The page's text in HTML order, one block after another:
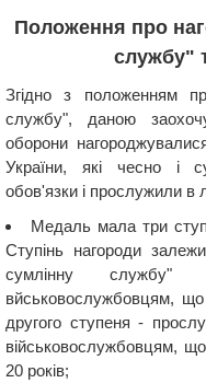
Положення про
службу"
Згідно з положенням
службу", даною
оборони
України, які чесно і
обов'язки і прослужили в
Медаль мала три
Ступінь нагороди
сумлінну службу"
вйськовослужбовцям,
другого ступеня -
військовослужбовцям,
20 років;